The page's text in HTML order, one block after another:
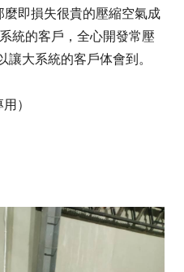
即損失很貴的壓縮空氣成
統的客戶，全心開發常壓
大系統的客戶体會到。
）